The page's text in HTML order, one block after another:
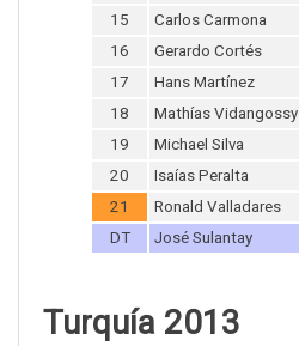
15
Carlos Carmona
16
Gerardo Cortés
17
Hans Martínez
18
Mathías Vidangossy
19
Michael Silva
20
Isaías Peralta
21
Ronald Valladares
DT
José Sulantay
Turquía 2013